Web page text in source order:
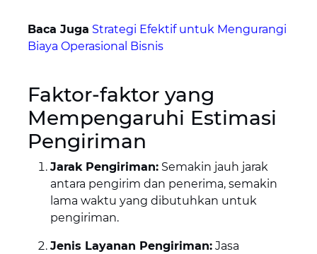
Baca Juga Strategi Efektif untuk Mengurangi
Biaya Operasional Bisnis
Faktor-faktor yang
Mempengaruhi Estimasi
Pengiriman
Jarak Pengiriman:Semakin jauh jarak
antara pengirim dan penerima, semakin
lama waktu yang dibutuhkan untuk
pengiriman.
Jenis Layanan Pengiriman:Jasa